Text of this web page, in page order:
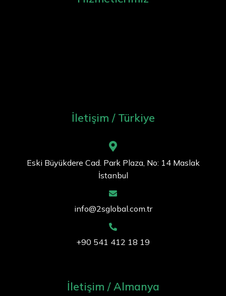
İletişim / Türkiye
Eski Büyükdere Cad. Park Plaza, No: 14 Maslak
İstanbul
info@2sglobal.com.tr
+90 541 412 18 19
İletişim / Almanya